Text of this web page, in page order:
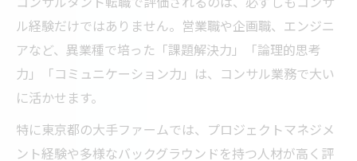
とは
コンサル転職で役立つネットワーク活用法
大手コンサルを目指す志望動機の伝え方
ル経験だけではありません。営業職や企画職、エンジニ
アなど、異業種で培った「課題解決力」「論理的思考
力」「コミュニケーション力」は、コンサル業務で大い
に活かせます。
特に東京都の大手ファームでは、プロジェクトマネジメ
ント経験や多様なバックグラウンドを持つ人材が高く評